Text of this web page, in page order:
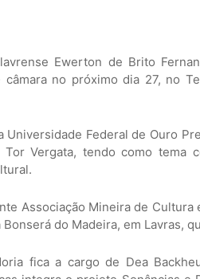
Ewerton de Brito
no próximo dia 27, no
Universidade Federal de Ouro
Tor Vergata, tendo como tema
Associação Mineira de Cultura
do Madeira, em Lavras,
fica a cargo de Dea